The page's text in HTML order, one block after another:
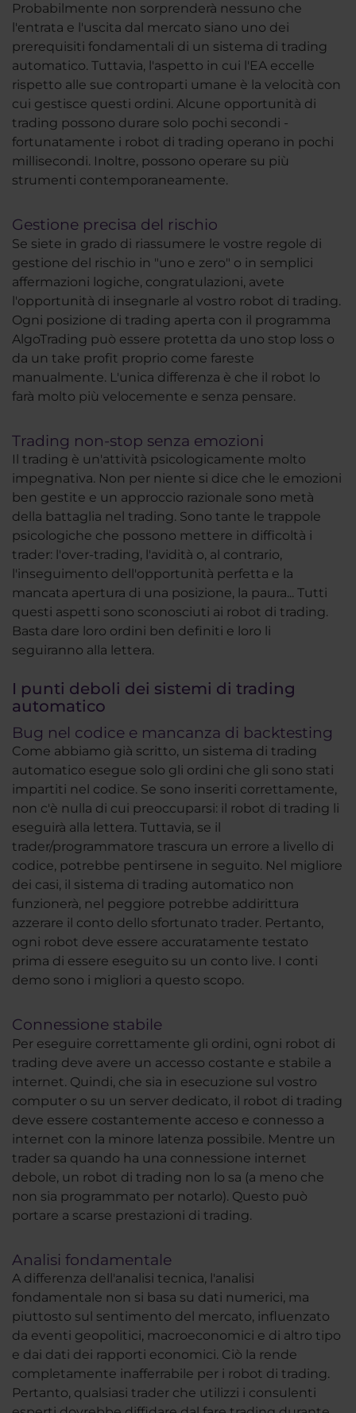
Probabilmente non sorprenderà nessuno che
l'entrata e l'uscita dal mercato siano uno dei
prerequisiti fondamentali di un sistema di trading
automatico. Tuttavia, l'aspetto in cui l'EA eccelle
rispetto alle sue controparti umane è la velocità con
cui gestisce questi ordini. Alcune opportunità di
trading possono durare solo pochi secondi -
fortunatamente i robot di trading operano in pochi
millisecondi. Inoltre, possono operare su più
strumenti contemporaneamente.
Gestione precisa del rischio
Se siete in grado di riassumere le vostre regole di
gestione del rischio in "uno e zero" o in semplici
affermazioni logiche, congratulazioni, avete
l'opportunità di insegnarle al vostro robot di trading.
Ogni posizione di trading aperta con il programma
AlgoTrading può essere protetta da uno stop loss o
da un take profit proprio come fareste
manualmente. L'unica differenza è che il robot lo
farà molto più velocemente e senza pensare.
Trading non-stop senza emozioni
Il trading è un'attività psicologicamente molto
impegnativa. Non per niente si dice che le emozioni
ben gestite e un approccio razionale sono metà
della battaglia nel trading. Sono tante le trappole
psicologiche che possono mettere in difficoltà i
trader: l'over-trading, l'avidità o, al contrario,
l'inseguimento dell'opportunità perfetta e la
mancata apertura di una posizione, la paura... Tutti
questi aspetti sono sconosciuti ai robot di trading.
Basta dare loro ordini ben definiti e loro li
seguiranno alla lettera.
I punti deboli dei sistemi di trading
automatico
Bug nel codice e mancanza di backtesting
Come abbiamo già scritto, un sistema di trading
automatico esegue solo gli ordini che gli sono stati
impartiti nel codice. Se sono inseriti correttamente,
non c'è nulla di cui preoccuparsi: il robot di trading li
eseguirà alla lettera. Tuttavia, se il
trader/programmatore trascura un errore a livello di
codice, potrebbe pentirsene in seguito. Nel migliore
dei casi, il sistema di trading automatico non
funzionerà, nel peggiore potrebbe addirittura
azzerare il conto dello sfortunato trader. Pertanto,
ogni robot deve essere accuratamente testato
prima di essere eseguito su un conto live. I conti
demo sono i migliori a questo scopo.
Connessione stabile
Per eseguire correttamente gli ordini, ogni robot di
trading deve avere un accesso costante e stabile a
internet. Quindi, che sia in esecuzione sul vostro
computer o su un server dedicato, il robot di trading
deve essere costantemente acceso e connesso a
internet con la minore latenza possibile. Mentre un
trader sa quando ha una connessione internet
debole, un robot di trading non lo sa (a meno che
non sia programmato per notarlo). Questo può
portare a scarse prestazioni di trading.
Analisi fondamentale
A differenza dell'analisi tecnica, l'analisi
fondamentale non si basa su dati numerici, ma
piuttosto sul sentimento del mercato, influenzato
da eventi geopolitici, macroeconomici e di altro tipo
e dai dati dei rapporti economici. Ciò la rende
completamente inafferrabile per i robot di trading.
Pertanto, qualsiasi trader che utilizzi i consulenti